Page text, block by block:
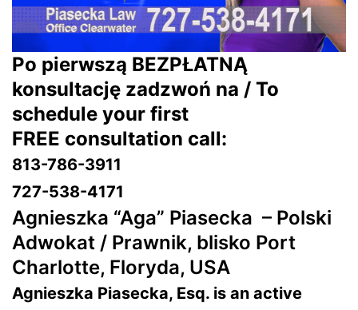
Po pierwszą BEZPŁATNĄ
konsultację zadzwoń na / To
schedule your first
FREE consultation call:
813-786-3911
727-538-4171
Agnieszka “Aga” Piasecka – Polski
Adwokat / Prawnik, blisko Port
Charlotte, Floryda, USA
Agnieszka Piasecka, Esq. is an active